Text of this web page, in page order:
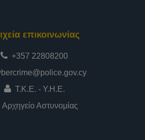
επικοινωνίας
+357 22808200
Τ.Κ.Ε. - Υ.Η.Ε.
Αρχηγείο Αστυνομίας